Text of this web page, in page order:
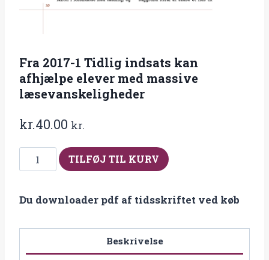
Fra 2017-1 Tidlig indsats kan
afhjælpe elever med massive
læsevanskeligheder
kr.40.00 kr.
2017-
Tidlig
afhjælpe
TILFØJ TIL KURV
Du downloader pdf af tidsskriftet ved køb
Beskrivelse